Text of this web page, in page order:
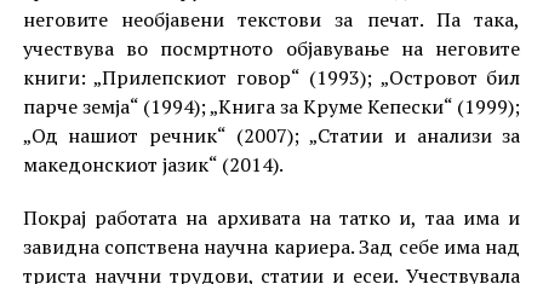
неговите необјавени текстови за печат. Па така,
учествува во посмртното објавување на неговите
книги: „Прилепскиот говор“ (1993); „Островот бил
парче земја“ (1994); „Книга за Круме Кепески“ (1999);
„Од нашиот речник“ (2007); „Статии и анализи за
македонскиот јазик“ (2014).
Покрај работата на архивата на татко и, таа има и
завидна сопствена научна кариера. Зад себе има над
триста научни трудови, статии и есеи. Учествувала